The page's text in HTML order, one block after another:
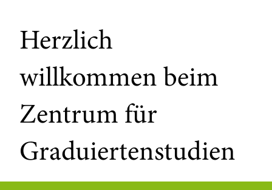
Herzlich
willkommen beim
Zentrum für
Graduiertenstudien